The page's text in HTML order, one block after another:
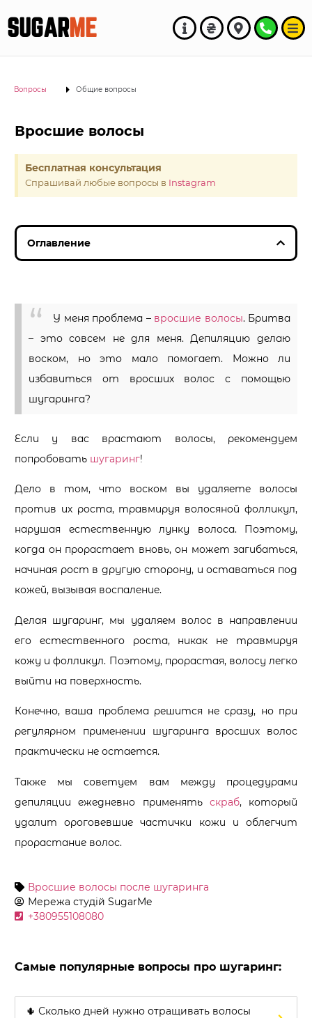
SUGARME
Вопросы Общие вопросы
Вросшие волосы
Бесплатная консультация
Спрашивай любые вопросы в Instagram
Оглавление
У меня проблема – вросшие волосы. Бритва
– это совсем не для меня. Депиляцию делаю
воском, но это мало помогает. Можно ли
избавиться от вросших волос с помощью
шугаринга?
Если у вас врастают волосы, рекомендуем
попробовать шугаринг!
Дело в том, что воском вы удаляете волосы
против их роста, травмируя волосяной фолликул,
нарушая естественную лунку волоса. Поэтому,
когда он прорастает вновь, он может загибаться,
начиная рост в другую сторону, и оставаться под
кожей, вызывая воспаление.
Делая шугаринг, мы удаляем волос в направлении
его естественного роста, никак не травмируя
кожу и фолликул. Поэтому, прорастая, волосу легко
выйти на поверхность.
Конечно, ваша проблема решится не сразу, но при
регулярном применении шугаринга вросших волос
практически не остается.
Также мы советуем вам между процедурами
депиляции ежедневно применять скраб, который
удалит ороговевшие частички кожи и облегчит
прорастание волос.
Вросшие волосы после шугаринга
Мережа студій SugarMe
+380955108080
Самые популярные вопросы про шугаринг:
🌵 Сколько дней нужно отращивать волосы